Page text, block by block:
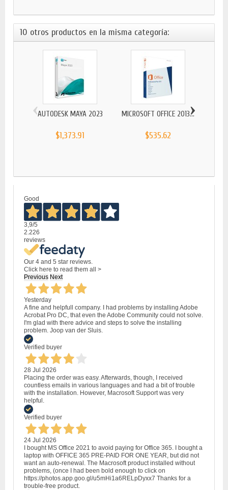
10 otros productos en la misma categoría:
AUTODESK MAYA 2023
$1,373.91
MICROSOFT OFFICE 2013...
$535.62
‹ ›
Good
3,9/5
2.226
reviews
Our 4 and 5 star reviews.
Click here to read them all >
Previous Next
Yesterday
A fine and helpfull company. I had problems by installing Adobe
Acrobat Pro DC, that even the Adobe Community could not solve.
I'm glad with there advice and steps to solve the installing
problem. Joop van der Sluis.
Verified buyer
28 Jul 2026
Placing the order was easy. Afterwards, though, I received
countless emails in various languages and had a bit of trouble
with the installation. However, Macrosoft Support was very
helpful.
Verified buyer
24 Jul 2026
I bought MS Office 2021 to avoid paying for Office 365. I bought a
laptop with OFFICE 365 PRE-PAID FOR ONE YEAR, but did not
want an auto-renewal. The Macrosoft product installed without
problems, (once I had been bold enough to click on
https://photos.app.goo.gl/u5mHi1a6RELpDyxx7 Thanks for a
trouble-free product.